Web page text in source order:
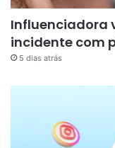
Influenciadora
incidente com
5 dias atrás